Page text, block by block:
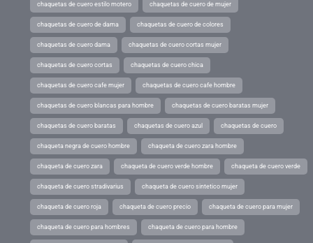
chaquetas de cuero estilo motero chaquetas de cuero de mujer
chaquetas de cuero de dama chaquetas de cuero de colores
chaquetas de cuero dama chaquetas de cuero cortas mujer
chaquetas de cuero cortas chaquetas de cuero chica
chaquetas de cuero cafe mujer chaquetas de cuero cafe hombre
chaquetas de cuero blancas para hombre chaquetas de cuero baratas mujer
chaquetas de cuero baratas chaquetas de cuero azul chaquetas de cuero
chaqueta negra de cuero hombre chaqueta de cuero zara hombre
chaqueta de cuero zara chaqueta de cuero verde hombre chaqueta de cuero verde
chaqueta de cuero stradivarius chaqueta de cuero sintetico mujer
chaqueta de cuero roja chaqueta de cuero precio chaqueta de cuero para mujer
chaqueta de cuero para hombres chaqueta de cuero para hombre